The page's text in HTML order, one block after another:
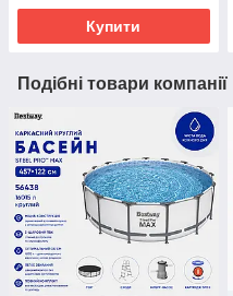
Купити
Подібні товари компанії